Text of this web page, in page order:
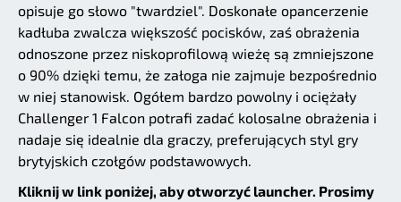
opisuje go słowo "twardziel". Doskonałe opancerzenie
kadłuba zwalcza większość pocisków, zaś obrażenia
odnoszone przez niskoprofilową wieżę są zmniejszone
o 90% dzięki temu, że załoga nie zajmuje bezpośrednio
w niej stanowisk. Ogółem bardzo powolny i ociężały
Challenger 1 Falcon potrafi zadać kolosalne obrażenia i
nadaje się idealnie dla graczy, preferujących styl gry
brytyjskich czołgów podstawowych.
Kliknij w link poniżej, aby otworzyć launcher. Prosimy